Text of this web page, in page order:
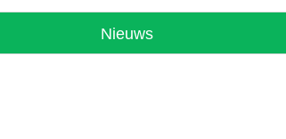
Nieuws